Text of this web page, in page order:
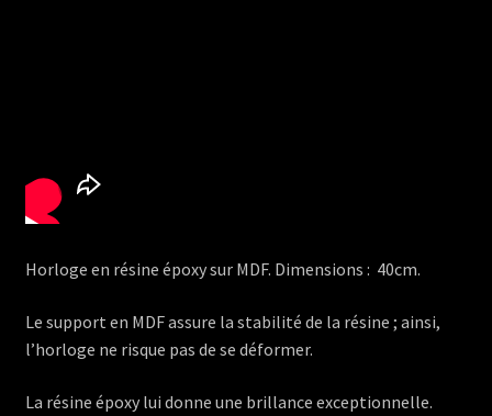
Horloge en résine époxy sur MDF. Dimensions : 40cm.
Le support en MDF assure la stabilité de la résine ; ainsi,
l’horloge ne risque pas de se déformer.
La résine époxy lui donne une brillance exceptionnelle.